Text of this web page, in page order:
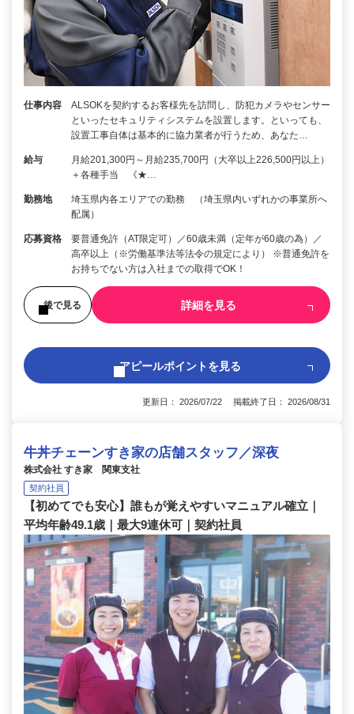
仕事内容
ALSOKを契約するお客様先を訪問し、防犯カメラやセンサー
といったセキュリティシステムを設置します。といっても、
設置工事自体は基本的に協力業者が行うため、あなた…
給与
月給201,300円～月給235,700円（大卒以上226,500円以上）
＋各種手当 《★…
勤務地
埼玉県内各エリアでの勤務 （埼玉県内いずれかの事業所へ
配属）
応募資格
要普通免許（AT限定可）／60歳未満（定年が60歳の為）／
高卒以上（※労働基準法等法令の規定により） ※普通免許を
お持ちでない方は入社までの取得でOK！
後で見る 詳細を見る
アピールポイントを見る
更新日： 2026/07/22 掲載終了日： 2026/08/31
牛丼チェーンすき家の店舗スタッフ／深夜
株式会社 すき家 関東支社
契約社員
【初めてでも安心】誰もが覚えやすいマニュアル確立｜
平均年齢49.1歳｜最大9連休可｜契約社員